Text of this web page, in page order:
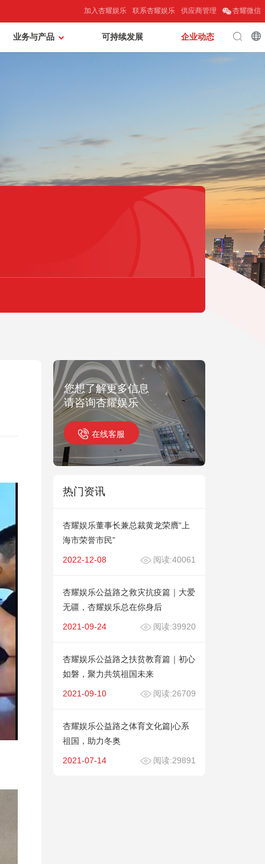
杏耀微信
供应商管理
联系杏耀娱乐
加入杏耀娱乐
企业动态
可持续发展
业务与产品
您想了解更多信息
请咨询杏耀娱乐
在线客服
热门资讯
杏耀娱乐董事长兼总裁黄龙荣膺“上
海市荣誉市民”
2022-12-08 阅读:40061
杏耀娱乐公益路之救灾抗疫篇｜大爱
无疆，杏耀娱乐总在你身后
2021-09-24 阅读:39920
杏耀娱乐公益路之扶贫教育篇｜初心
如磐，聚力共筑祖国未来
2021-09-10 阅读:26709
杏耀娱乐公益路之体育文化篇|心系
祖国，助力冬奥
2021-07-14 阅读:29891